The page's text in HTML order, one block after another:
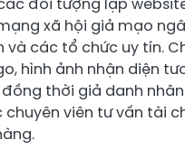
đối tượng lập
xã hội giả mạo
và các tổ chức uy tín.
hình ảnh nhận diện
thời giả danh
viên tư vấn tài